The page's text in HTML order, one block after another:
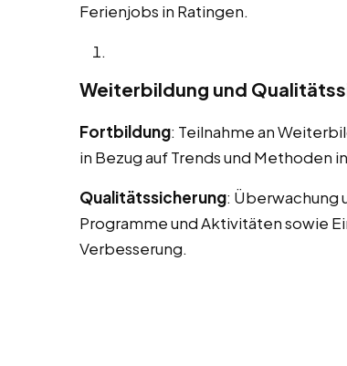
Ferienjobs in Ratingen.
Weiterbildung und
Fortbildung: Teilnahme an
in Bezug auf Trends und Methoden
Qualitätssicherung: Überwachung
Programme und Aktivitäten sowie
Verbesserung.